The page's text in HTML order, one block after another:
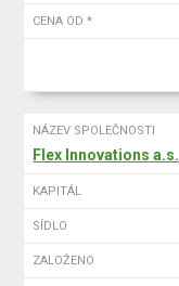
CENA OD *
NÁZEV SPOLEČNOSTI
Flex Innovations a.s.
KAPITÁL
SÍDLO
ZALOŽENO